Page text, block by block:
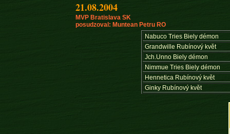
21.08.2004
MVP Bratislava SK
posudzoval: Muntean Petru RO
Nabuco Tries Biely démon
Grandwille Rubínový květ
Jch.Unno Biely démon
Nimmue Tries Biely démon
Hennetica Rubínový květ
Ginky Rubínový květ